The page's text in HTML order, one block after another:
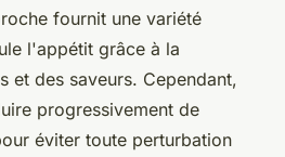
fournit une variété
l'appétit grâce à la
et des saveurs. Cependant,
progressivement de
éviter toute perturbation